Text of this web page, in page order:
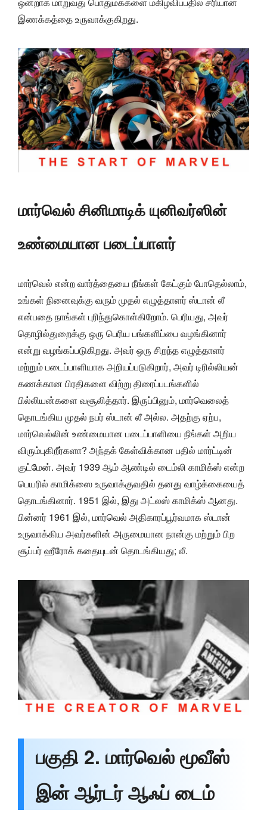
இணக்கத்தை உருவாக்குகிறது.
மார்வெல் சினிமாடிக் யுனிவர்ஸின்
உண்மையான படைப்பாளர்
மார்வெல் என்ற வார்த்தையை நீங்கள் கேட்கும் போதெல்லாம்,
உங்கள் நினைவுக்கு வரும் முதல் எழுத்தாளர் ஸ்டான் லீ
என்பதை நாங்கள் புரிந்துகொள்கிறோம். பெரியது, அவர்
தொழில்துறைக்கு ஒரு பெரிய பங்களிப்பை வழங்கினார்
என்று வழங்கப்படுகிறது. அவர் ஒரு சிறந்த எழுத்தாளர்
மற்றும் படைப்பாளியாக அறியப்படுகிறார், அவர் டிரில்லியன்
கணக்கான பிரதிகளை விற்று திரைப்படங்களில்
பில்லியன்களை வசூலித்தார். இருப்பினும், மார்வெலைத்
தொடங்கிய முதல் நபர் ஸ்டான் லீ அல்ல. அதற்கு ஏற்ப,
மார்வெல்லின் உண்மையான படைப்பாளியை நீங்கள் அறிய
விரும்புகிறீர்களா? அந்தக் கேள்விக்கான பதில் மார்ட்டின்
குட்மேன். அவர் 1939 ஆம் ஆண்டில் டைம்லி காமிக்ஸ் என்ற
பெயரில் காமிக்ஸை உருவாக்குவதில் தனது வாழ்க்கையைத்
தொடங்கினார். 1951 இல், இது அட்லஸ் காமிக்ஸ் ஆனது.
பின்னர் 1961 இல், மார்வெல் அதிகாரப்பூர்வமாக ஸ்டான்
உருவாக்கிய அவர்களின் அருமையான நான்கு மற்றும் பிற
சூப்பர் ஹீரோக் கதையுடன் தொடங்கியது; லீ.
பகுதி 2. மார்வெல் மூவீஸ்
இன் ஆர்டர் ஆஃப் டைம்